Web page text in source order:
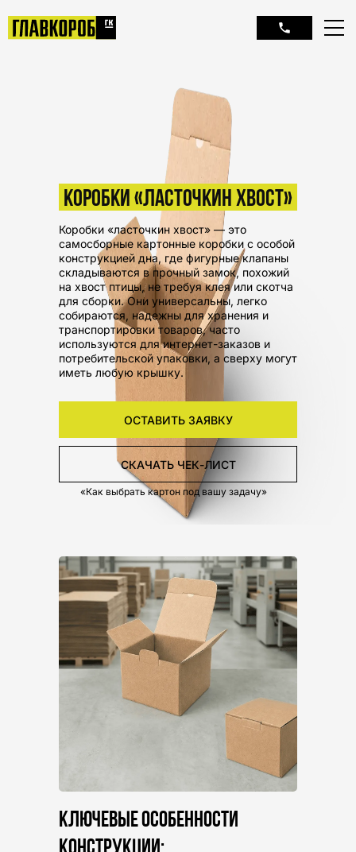
«Как выбрать картон под вашу задачу»
Коробки «ласточкин хвост» — это
самосборные картонные коробки с особой
конструкцией дна, где фигурные клапаны
складываются в прочный замок, похожий
на хвост птицы, не требуя клея или скотча
для сборки. Они универсальны, легко
собираются, надежны для хранения и
транспортировки товаров, часто
используются для интернет-заказов и
потребительской упаковки, а сверху могут
иметь любую крышку.
КОРОБКИ «ЛАСТОЧКИН ХВОСТ»
ОСТАВИТЬ ЗАЯВКУ
СКАЧАТЬ ЧЕК-ЛИСТ
КЛЮЧЕВЫЕ ОСОБЕННОСТИ